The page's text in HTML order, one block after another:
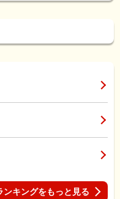
ンキングをもっと見る